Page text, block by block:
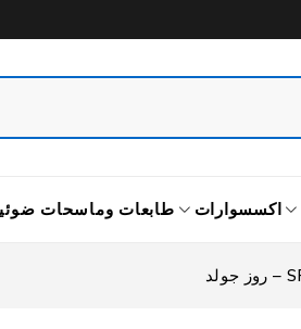
اكسسوارات طابعات وماسحات